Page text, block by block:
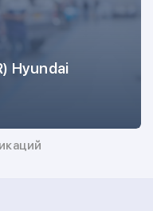
Hyundai